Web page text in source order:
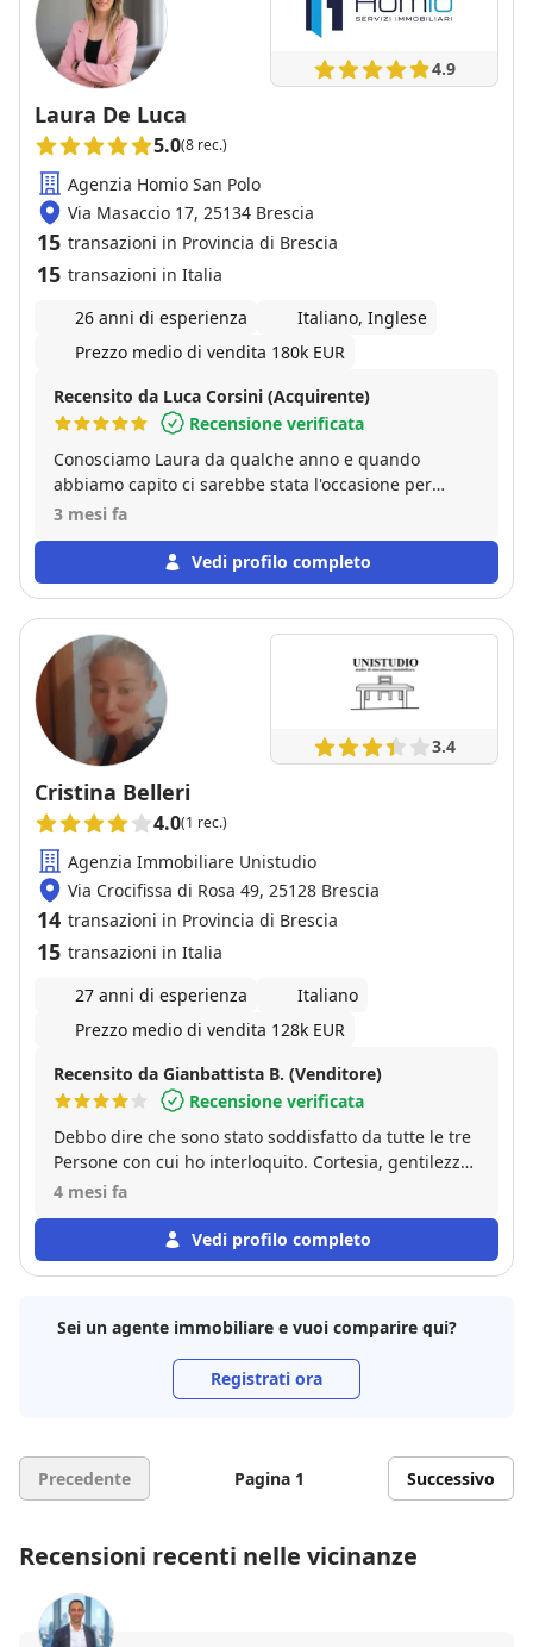
4.9
Laura De Luca
5.0(8 rec.)
Agenzia Homio San Polo
Via Masaccio 17, 25134 Brescia
15 transazioni in Provincia di Brescia
15 transazioni in Italia
26 anni di esperienza
Italiano, Inglese
Prezzo medio di vendita 180k EUR
Recensito da Luca Corsini (Acquirente)
Recensione verificata
Conosciamo Laura da qualche anno e quando
abbiamo capito ci sarebbe stata l'occasione per
acquisire un immobile tramite Lei e la sua agenzia,
essere considerata l'agente di famiglia, dato che i
nostri parenti hanno acquisito casa tramite Lei. Ma
trasparenza e la preparazione. Insomma una
professionista preparata e disponibile che ha saputo
gestire ogni fase del nostro acquisto.
3 mesi fa
Vedi profilo completo
3.4
Cristina Belleri
4.0(1 rec.)
Agenzia Immobiliare Unistudio
Via Crocifissa di Rosa 49, 25128 Brescia
14 transazioni in Provincia di Brescia
15 transazioni in Italia
27 anni di esperienza
Italiano
Prezzo medio di vendita 128k EUR
Recensito da Gianbattista B. (Venditore)
Recensione verificata
Debbo dire che sono stato soddisfatto da tutte le tre
Persone con cui ho interloquito. Cortesia, gentilezza
e disponibilità sono state sempre presenti e da me
successo, quindi non posso che confermare tutta la
mia positività e consigliare ad altri lo Studio
4 mesi fa
Vedi profilo completo
Sei un agente immobiliare e vuoi comparire qui?
Registrati ora
Precedente Pagina 1 Successivo
Recensioni recenti nelle vicinanze